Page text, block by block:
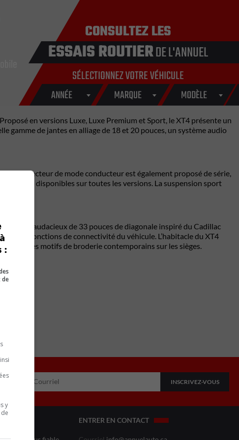
CONSULTEZ LES
ESSAIS ROUTIERDE L'ANNUEL
SÉLECTIONNEZ VOTRE VÉHICULE
ANNÉE MARQUE MODÈLE
en versions Luxe, Luxe Premium et Sport, le XT4 présente un
gamme de jantes en alliage de 18 et 20 pouces, un système audio
Un sélecteur de mode conducteur est également proposé de série,
Ice sont disponibles sur toutes les versions. La suspension sport
DEL audacieux de 33 pouces de diagonale inspiré du Cadillac
et des fonctions de connectivité du véhicule. L’habitacle du XT4
par des motifs de broderie contemporains sur les sièges.
ENTRER EN CONTACT
:
de
y